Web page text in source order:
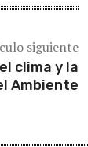
siguiente
clima y la
Ambiente